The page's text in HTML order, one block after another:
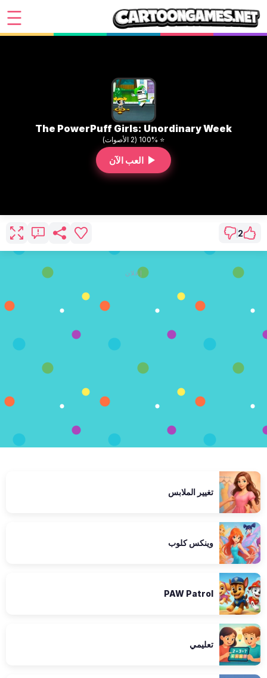
The PowerPuff Girls: Unordinary Week
⭐ 100% (2 الأصوات)
العب الآن
2
إعلان
تغيير الملابس
وينكس كلوب
PAW Patrol
تعليمي